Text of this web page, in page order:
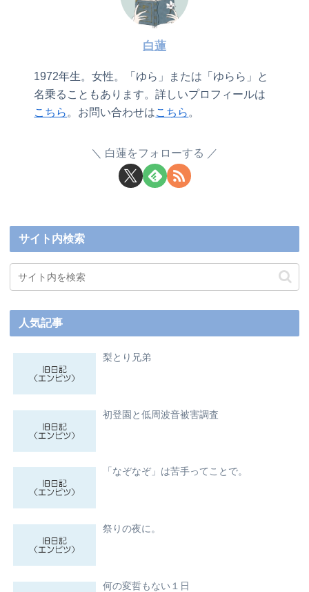
白蓮
1972年生。女性。「ゆら」または「ゆらら」と
名乗ることもあります。詳しいプロフィールは
こちら。お問い合わせはこちら。
白蓮をフォローする
サイト内検索
人気記事
梨とり兄弟
初登園と低周波音被害調査
「なぞなぞ」は苦手ってことで。
祭りの夜に。
何の変哲もない１日